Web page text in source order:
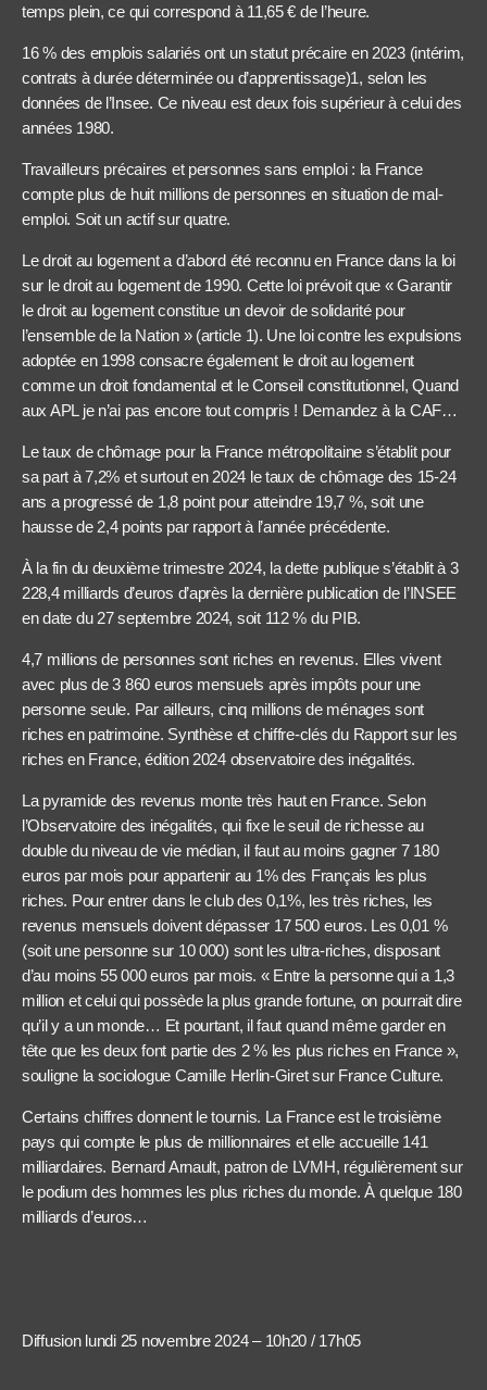
temps plein, ce qui correspond à 11,65 € de l’heure.
16 % des emplois salariés ont un statut précaire en 2023 (intérim,
contrats à durée déterminée ou d’apprentissage)1, selon les
données de l’Insee. Ce niveau est deux fois supérieur à celui des
années 1980.
Travailleurs précaires et personnes sans emploi : la France
compte plus de huit millions de personnes en situation de mal-
emploi. Soit un actif sur quatre.
Le droit au logement a d’abord été reconnu en France dans la loi
sur le droit au logement de 1990. Cette loi prévoit que « Garantir
le droit au logement constitue un devoir de solidarité pour
l’ensemble de la Nation » (article 1). Une loi contre les expulsions
adoptée en 1998 consacre également le droit au logement
comme un droit fondamental et le Conseil constitutionnel, Quand
aux APL je n’ai pas encore tout compris ! Demandez à la CAF…
Le taux de chômage pour la France métropolitaine s’établit pour
sa part à 7,2% et surtout en 2024 le taux de chômage des 15-24
ans a progressé de 1,8 point pour atteindre 19,7 %, soit une
hausse de 2,4 points par rapport à l’année précédente.
À la fin du deuxième trimestre 2024, la dette publique s’établit à 3
228,4 milliards d’euros d’après la dernière publication de l’INSEE
en date du 27 septembre 2024, soit 112 % du PIB.
4,7 millions de personnes sont riches en revenus. Elles vivent
avec plus de 3 860 euros mensuels après impôts pour une
personne seule. Par ailleurs, cinq millions de ménages sont
riches en patrimoine. Synthèse et chiffre-clés du Rapport sur les
riches en France, édition 2024 observatoire des inégalités.
La pyramide des revenus monte très haut en France. Selon
l’Observatoire des inégalités, qui fixe le seuil de richesse au
double du niveau de vie médian, il faut au moins gagner 7 180
euros par mois pour appartenir au 1% des Français les plus
riches. Pour entrer dans le club des 0,1%, les très riches, les
revenus mensuels doivent dépasser 17 500 euros. Les 0,01 %
(soit une personne sur 10 000) sont les ultra-riches, disposant
d’au moins 55 000 euros par mois. « Entre la personne qui a 1,3
million et celui qui possède la plus grande fortune, on pourrait dire
qu’il y a un monde… Et pourtant, il faut quand même garder en
tête que les deux font partie des 2 % les plus riches en France »,
souligne la sociologue Camille Herlin-Giret sur France Culture.
Certains chiffres donnent le tournis. La France est le troisième
pays qui compte le plus de millionnaires et elle accueille 141
milliardaires. Bernard Arnault, patron de LVMH, régulièrement sur
le podium des hommes les plus riches du monde. À quelque 180
milliards d’euros…
Diffusion lundi 25 novembre 2024 – 10h20 / 17h05